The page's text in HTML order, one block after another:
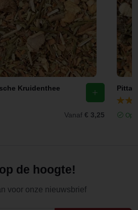
Kruidenthee
Vanaf € 3,25
Pitta
Op
de hoogte!
voor onze nieuwsbrief